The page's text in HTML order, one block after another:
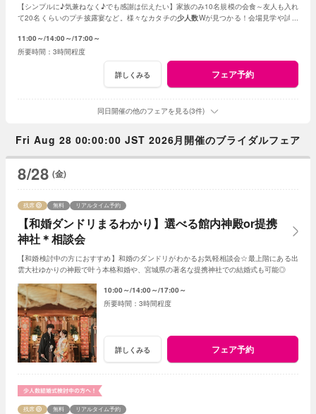
【シンプルに♪気兼ねなく♪でも感謝は伝えたい】家族のみ10名規模の会食～友人も入れ
て20名くらいのプチ披露宴など。様々なカタチの少人数Wが見つかる！会場見学や試食
11:00～ 14:00～ 17:00～
3時間程度
詳しくみる フェア予約
同日開催の他のフェアを見る(3件)
Fri Aug 28 00:00:00 JST 2026月開催のブライダルフェア
8/28 (金)
【和婚ダンドリまるわかり】選べる館内神殿or提携
神社＊相談会
残席 無料 リアルタイム予約
【和婚検討中の方におすすめ】和婚のダンドリがわかるお気軽相談会☆最上階にある出
雲大社ゆかりの神殿で叶う本格和婚や、宮城県の著名な提携神社での結婚式も可能◎
10:00～ 14:00～ 17:00～
3時間程度
詳しくみる フェア予約
残席 無料 リアルタイム予約